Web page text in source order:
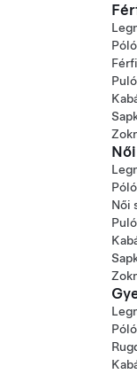
Női
Női